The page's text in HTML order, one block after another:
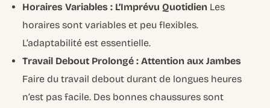
Horaires Variables : L’Imprévu Quotidien Les
horaires sont variables et peu flexibles.
L’adaptabilité est essentielle.
Travail Debout Prolongé : Attention aux Jambes
Faire du travail debout durant de longues heures
n’est pas facile. Des bonnes chaussures sont